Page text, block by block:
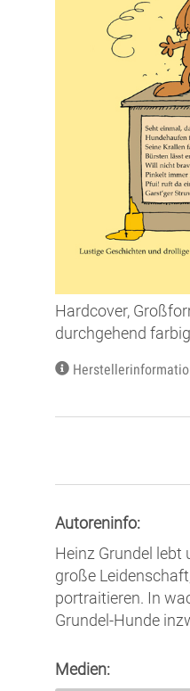
Hardcover,
durchgehend
Autoreninfo:
Heinz Grundel lebt
große
portraitieren. In
Grundel-Hunde
Medien: